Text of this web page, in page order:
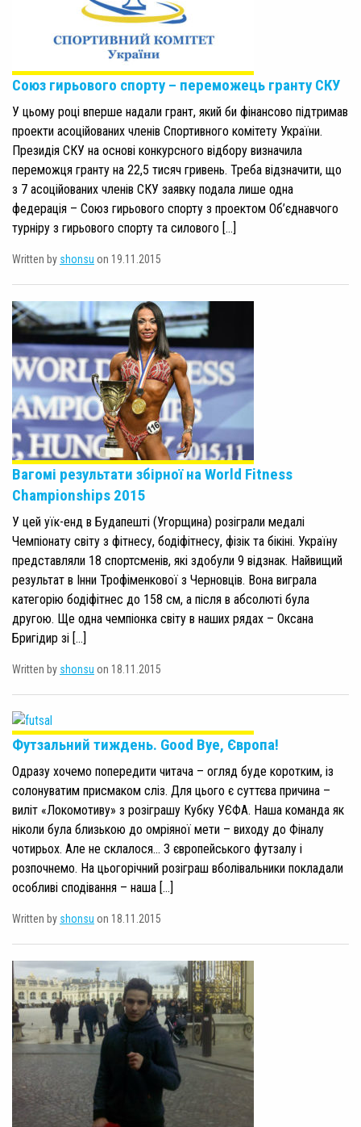
Союз гирьового спорту – переможець гранту СКУ
У цьому році вперше надали грант, який би фінансово підтримав
проекти асоційованих членів Спортивного комітету України.
Президія СКУ на основі конкурсного відбору визначила
переможця гранту на 22,5 тисяч гривень. Треба відзначити, що
з 7 асоційованих членів СКУ заявку подала лише одна
федерація – Союз гирьового спорту з проектом Об’єднавчого
турніру з гирьового спорту та силового […]
Written by shonsu on 19.11.2015
Вагомі результати збірної на World Fitness
Championships 2015
У цей уїк-енд в Будапешті (Угорщина) розіграли медалі
Чемпіонату світу з фітнесу, бодіфітнесу, фізік та бікіні. Україну
представляли 18 спортсменів, які здобули 9 відзнак. Найвищий
результат в Інни Трофіменкової з Черновців. Вона виграла
категорію бодіфітнес до 158 см, а після в абсолюті була
другою. Ще одна чемпіонка світу в наших рядах – Оксана
Бригідир зі […]
Written by shonsu on 18.11.2015
Футзальний тиждень. Good Bye, Європа!
Одразу хочемо попередити читача – огляд буде коротким, із
солонуватим присмаком сліз. Для цього є суттєва причина –
виліт «Локомотиву» з розіграшу Кубку УЄФА. Наша команда як
ніколи була близькою до омріяної мети – виходу до Фіналу
чотирьох. Але не склалося… З європейського футзалу і
розпочнемо. На цьогорічний розіграш вболівальники покладали
особливі сподівання – наша […]
Written by shonsu on 18.11.2015